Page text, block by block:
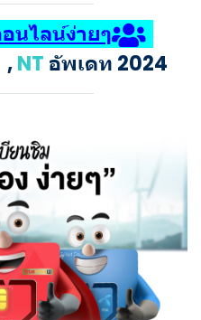
นไลน์ง่ายๆ
,NT อัพเดท 2024